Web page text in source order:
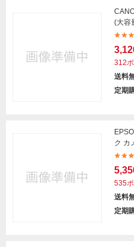
(大容
312
送料
定期
ク カ
535
送料
定期